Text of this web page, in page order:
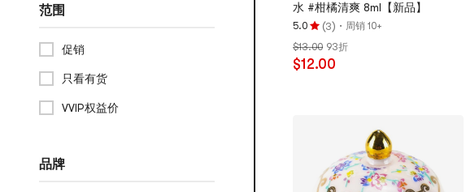
范围
促销
只看有货
VVIP权益价
品牌
水 #柑橘清爽 8ml【新品】
5.0
评
分
5.0
(3) · 周销 10+
$13.00 93折
$12.00